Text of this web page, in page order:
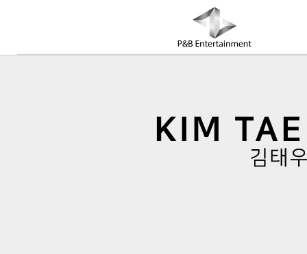
COMPANY